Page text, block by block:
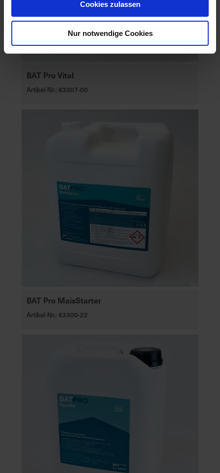
Cookies zulassen
Nur notwendige Cookies
BAT Pro Vital
Artikel-Nr.: 63307-00
BAT Pro MaisStarter
Artikel-Nr.: 63300-22